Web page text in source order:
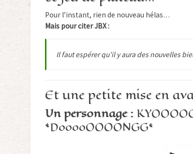
Pour l’instant, rien de nouveau hélas…
Mais pour citer JBX :
Il faut espérer qu’il y aura des nouvelles
Et une petite mise en
Un personnage :
*DooooOOOONGG*